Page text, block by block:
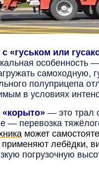
«гуськом или
особенность
самоходную,
полуприцепа
в условиях
— это трал
— перевозка
может
применяют лебёдки,
погрузочную